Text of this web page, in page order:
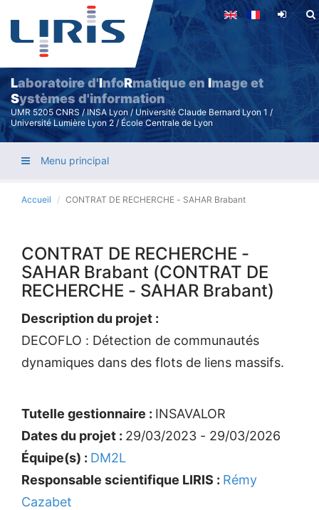
Aller
contenu
principal
Laboratoire d'InfoRmatique en Image et
Systèmes d'information
UMR 5205 CNRS / INSA Lyon / Université Claude Bernard Lyon 1 /
Université Lumière Lyon 2 / École Centrale de Lyon
Menu principal
Accueil CONTRAT DE RECHERCHE - SAHAR Brabant
CONTRAT DE RECHERCHE -
SAHAR Brabant (CONTRAT DE
RECHERCHE - SAHAR Brabant)
Description du projet :
DECOFLO : Détection de communautés
dynamiques dans des flots de liens massifs.
Tutelle gestionnaire : INSAVALOR
Dates du projet : 29/03/2023 - 29/03/2026
Équipe(s) : DM2L
Responsable scientifique LIRIS : Rémy
Cazabet